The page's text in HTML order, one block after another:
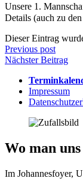
Unsere 1.
Details (auch zu
Dieser Eintrag
Previous post
Nächster Beitrag
Impressum
Wo man
Im Johannesfoyer,